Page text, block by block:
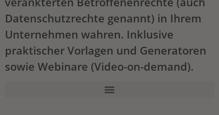
Datenschutzrechte genannt) in Ihrem
Unternehmen wahren. Inklusive
praktischer Vorlagen und Generatoren
sowie Webinare (Video-on-demand).